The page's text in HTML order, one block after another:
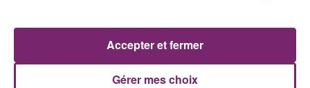
partis hier soir pour la Gironde
Gérer mes choix
Accepter et fermer